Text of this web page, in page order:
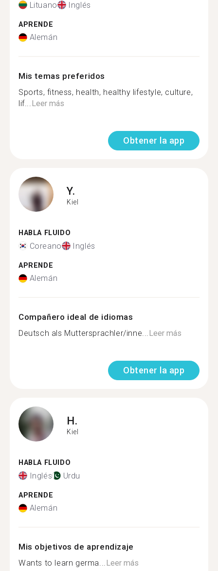
Lituano Inglés
APRENDE
Alemán
Mis temas preferidos
Sports, fitness, health, healthy lifestyle, culture,
lif...Leer más
Obtener la app
Y.
Kiel
HABLA FLUIDO
Coreano Inglés
APRENDE
Alemán
Compañero ideal de idiomas
Deutsch als Muttersprachler/inne...Leer más
Obtener la app
H.
Kiel
HABLA FLUIDO
Inglés Urdu
APRENDE
Alemán
Mis objetivos de aprendizaje
Wants to learn germa...Leer más